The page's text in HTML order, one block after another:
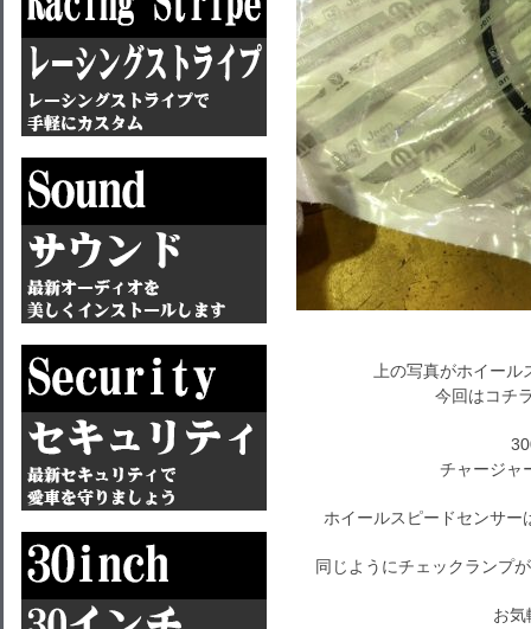
上の写真がホイー
今回はコチ
チャージャ
ホイールスピードセンサ
同じようにチェックランプ
お気